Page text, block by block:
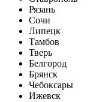
Рязань
Сочи
Липецк
Тамбов
Тверь
Белгород
Брянск
Чебоксары
Ижевск